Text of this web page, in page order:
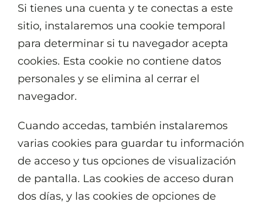
Si tienes una cuenta y te conectas a este
sitio, instalaremos una cookie temporal
para determinar si tu navegador acepta
cookies. Esta cookie no contiene datos
personales y se elimina al cerrar el
navegador.
Cuando accedas, también instalaremos
varias cookies para guardar tu información
de acceso y tus opciones de visualización
de pantalla. Las cookies de acceso duran
dos días, y las cookies de opciones de